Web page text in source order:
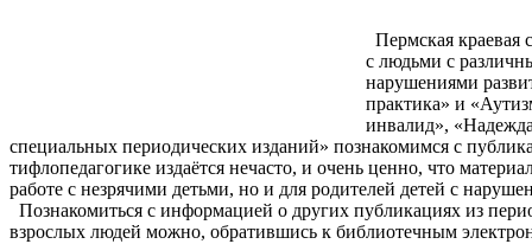
Пермская краевая
с людьми с
нарушениями
практика» и
инвалид»,
специальных периодических изданий» познакомимся с
тифлопедагогике издаётся нечасто, и очень ценно, что
работе с незрячими детьми, но и для родителей детей с
Познакомиться с информацией о других публикациях из
взрослых людей можно, обратившись к библиотечным